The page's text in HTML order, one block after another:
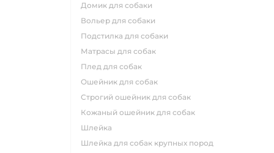
домик для собаки
вольер для собаки
подстилка для собаки
матрасы для собак
плед для собак
ошейник для собак
строгий ошейник для собак
кожаный ошейник для собак
шлейка
шлейка для собак крупных пород